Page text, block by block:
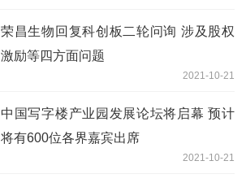
荣昌生物回复科创板二轮问询 涉及股权
激励等四方面问题
2021-10-21
中国写字楼产业园发展论坛将启幕 预计
将有600位各界嘉宾出席
2021-10-21